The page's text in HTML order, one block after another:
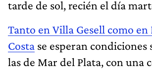
tarde de sol, recién el día
Tanto en Villa Gesell como
Costa se esperan condiciones
las de Mar del Plata, con una